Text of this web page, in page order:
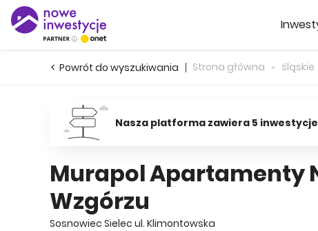
Powrót do wyszukiwania Strona główna śląskie
Nasza platforma zawiera 5
Murapol Apartamenty
Wzgórzu
Sosnowiec Sielec ul. Klimontowska